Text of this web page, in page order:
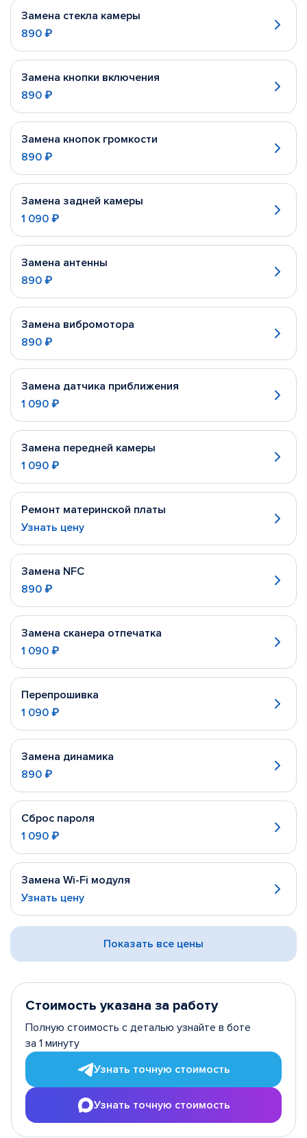
Замена стекла камеры
890 ₽
Замена кнопки включения
890 ₽
Замена кнопок громкости
890 ₽
Замена задней камеры
1 090 ₽
Замена антенны
890 ₽
Замена вибромотора
890 ₽
Замена датчика приближения
1 090 ₽
Замена передней камеры
1 090 ₽
Ремонт материнской платы
Узнать цену
Замена NFC
890 ₽
Замена сканера отпечатка
1 090 ₽
Перепрошивка
1 090 ₽
Замена динамика
890 ₽
Сброс пароля
1 090 ₽
Замена Wi-Fi модуля
Узнать цену
Показать все цены
Стоимость указана за работу
Полную стоимость с деталью узнайте в боте
за 1 минуту
Узнать точную стоимость
Узнать точную стоимость